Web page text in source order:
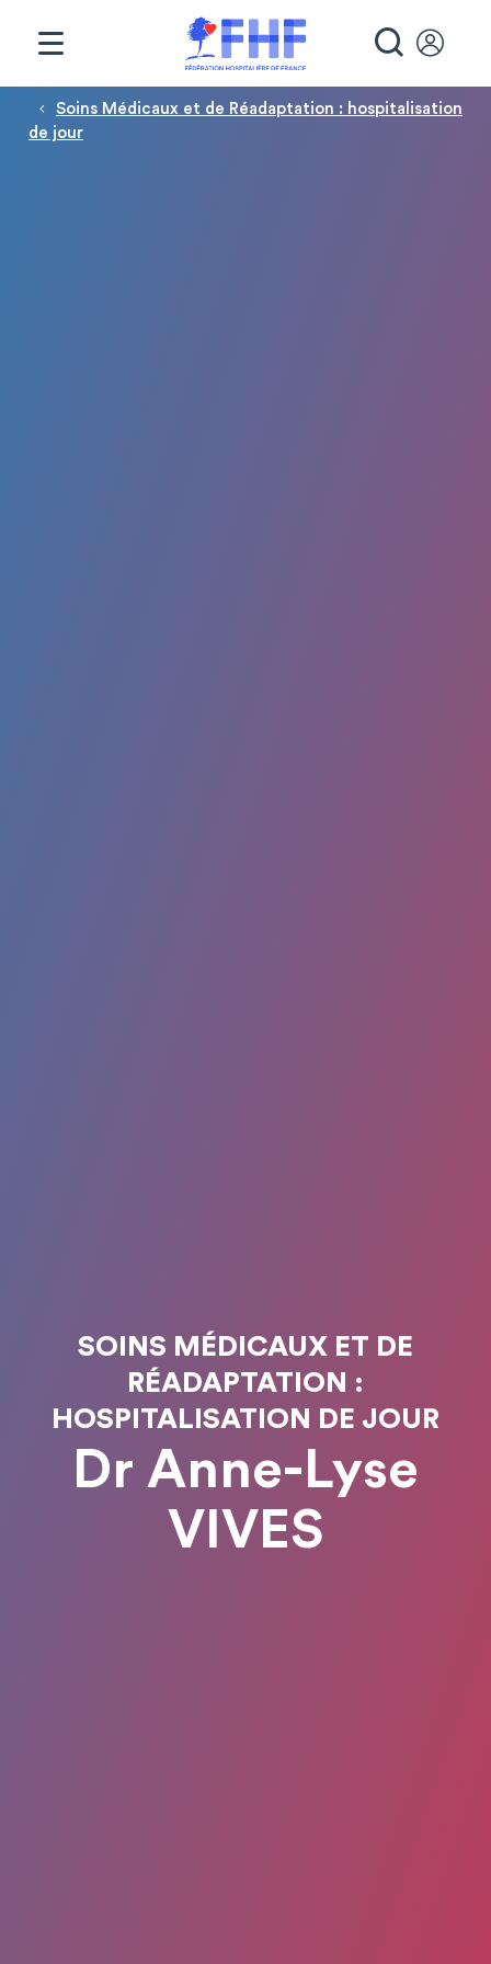
Fil d'Ariane
Soins Médicaux et de Réadaptation : hospitalisation
de jour
SOINS MÉDICAUX ET DE
RÉADAPTATION :
HOSPITALISATION DE JOUR
Dr Anne-Lyse
VIVES
Panneau de gestion des cookies